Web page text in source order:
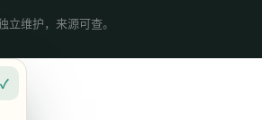
立维护，来源可查。
✓